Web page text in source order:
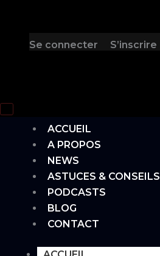
Se connecter S’inscrire
Hamburger Toggle Menu
ACCUEIL
A PROPOS
NEWS
ASTUCES & CONSEILS
PODCASTS
BLOG
CONTACT